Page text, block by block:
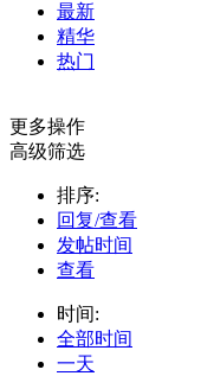
最新
精华
热门
更多操作
高级筛选
排序:
回复/查看
发帖时间
查看
时间:
全部时间
一天